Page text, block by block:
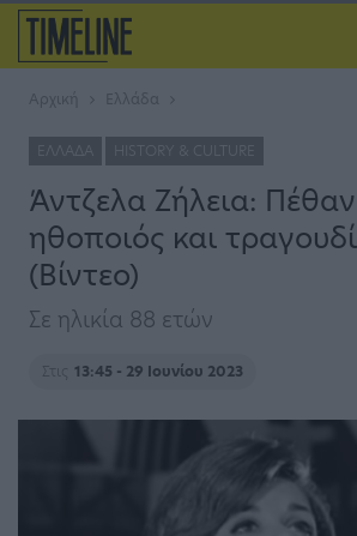
Αρχική Ελλάδα
ΕΛΛΆΔΑ HISTORY & CULTURE
Άντζελα Ζήλεια:
ηθοποιός και
(Βίντεο)
Σε ηλικία 88 ετών
Στις 13:45 - 29 Ιουνίου 2023